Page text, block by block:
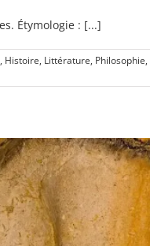
Étymologie : [...]
, Histoire, Littérature, Philosophie,